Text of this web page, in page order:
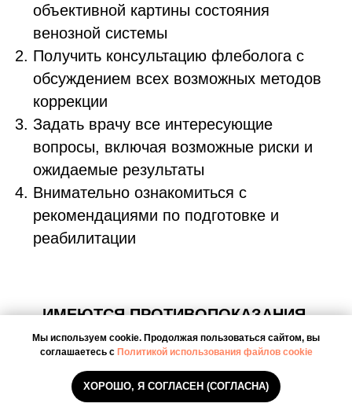
объективной картины состояния
венозной системы
Получить консультацию флеболога с
обсуждением всех возможных методов
коррекции
Задать врачу все интересующие
вопросы, включая возможные риски и
ожидаемые результаты
Внимательно ознакомиться с
рекомендациями по подготовке и
реабилитации
ИМЕЮТСЯ ПРОТИВОПОКАЗАНИЯ.
НЕОБХОДИМА КОНСУЛЬТАЦИЯ
СПЕЦИАЛИСТА.
Данный материал носит
ознакомительный характер и не
Мы используем cookie. Продолжая пользоваться сайтом, вы
соглашаетесь с Политикой использования файлов cookie
ХОРОШО, Я СОГЛАСЕН (СОГЛАСНА)